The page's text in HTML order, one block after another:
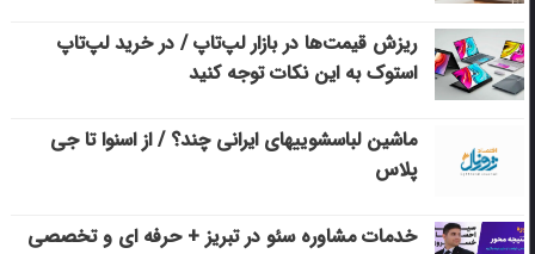
ریزش قیمت‌ها در بازار لپ‌تاپ / در خرید لپ‌تاپ
استوک به این نکات توجه کنید
ماشین لباسشویی‎های ایرانی چند؟ / از اسنوا تا جی
پلاس
خدمات مشاوره سئو در تبریز + حرفه ای و تخصصی